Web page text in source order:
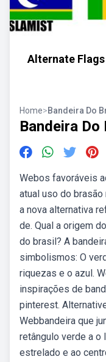
Alternate
Home>Bandeira Do
Bandeira
Webos favoráveis
atual uso do brasão
a nova alternativa
de. Qual a origem
do brasil? A
simbolismos: O
riquezas e o azul.
inspirações de
pinterest.
Webbandeira que
retângulo verde a o
estrelado e ao